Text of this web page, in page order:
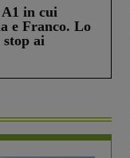
in cui
e Franco. Lo
stop ai